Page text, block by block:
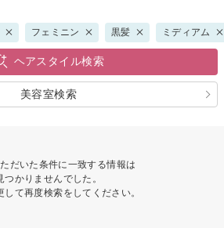
フェミニン 黒髪 ミディアム
ヘアスタイル検索
美容室検索
だいた条件に一致する情報は
つかりませんでした。
して再度検索をしてください。